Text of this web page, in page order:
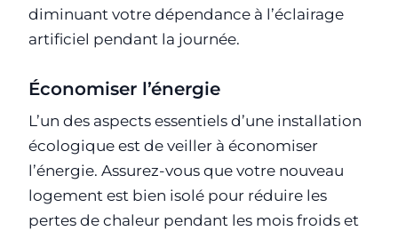
diminuant votre dépendance à l’éclairage
artificiel pendant la journée.
Économiser l’énergie
L’un des aspects essentiels d’une installation
écologique est de veiller à économiser
l’énergie. Assurez-vous que votre nouveau
logement est bien isolé pour réduire les
pertes de chaleur pendant les mois froids et